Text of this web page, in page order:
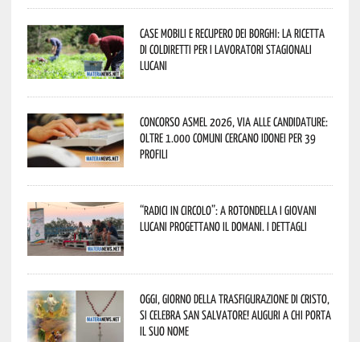
Case mobili e recupero dei borghi: la ricetta
di Coldiretti per i lavoratori stagionali
lucani
Concorso Asmel 2026, via alle candidature:
oltre 1.000 Comuni cercano idonei per 39
profili
“Radici in Circolo”: a Rotondella i giovani
lucani progettano il domani. I dettagli
Oggi, giorno della Trasfigurazione di Cristo,
si celebra San Salvatore! Auguri a chi porta
il suo nome